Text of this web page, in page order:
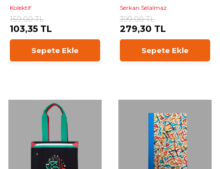
Kolektif
159,00 TL
103,35 TL
Sepete Ekle
Serkan Selalmaz
399,00 TL
279,30 TL
Sepete Ekle